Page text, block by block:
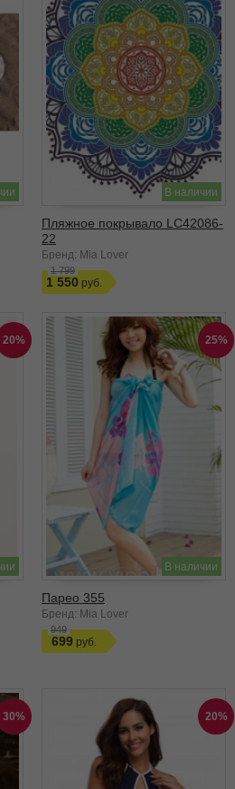
В наличии
Пляжное покрывало LC42086-
22
Бренд: Mia Lover
1 799
1 550
20% 25%
В наличии
Парео 355
Бренд: Mia Lover
949
699
30% 20%